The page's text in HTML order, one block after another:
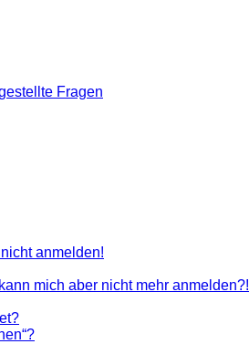
Fragen
anmelden!
mich aber nicht mehr anmelden?!